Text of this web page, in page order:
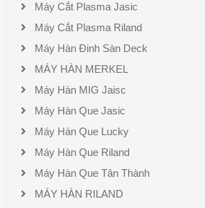
Máy Cắt Plasma Jasic
Máy Cắt Plasma Riland
Máy Hàn Đinh Sàn Deck
MÁY HÀN MERKEL
Máy Hàn MIG Jaisc
Máy Hàn Que Jasic
Máy Hàn Que Lucky
Máy Hàn Que Riland
Máy Hàn Que Tân Thành
MÁY HÀN RILAND